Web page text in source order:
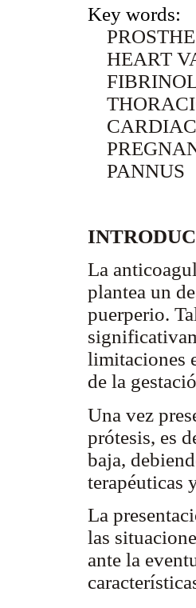
Key words:
HEART
CARDIAC
PANNUS
La
plantea un
puerperio.
limitaciones
de la
Una vez
prótesis, es
baja,
terapéuticas
La
las
ante la